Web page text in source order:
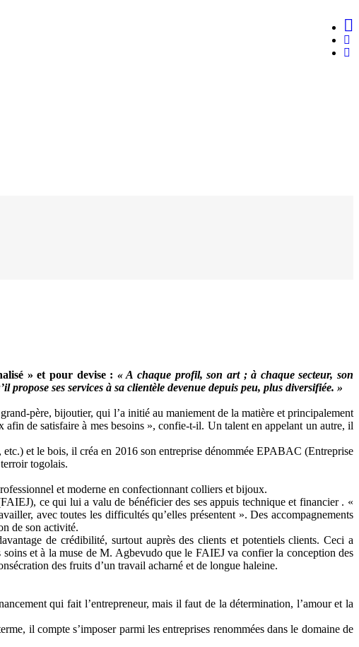
» et pour devise : « A chaque profil, son art ; à chaque secteur, son
ses services à sa clientèle devenue depuis peu, plus diversifiée. »
père, bijoutier, qui l’a initié au maniement de la matière et principalement
de satisfaire à mes besoins », confie-t-il. Un talent en appelant un autre, il
et le bois, il créa en 2016 son entreprise dénommée EPABAC (Entreprise
togolais.
et moderne en confectionnant colliers et bijoux.
ce qui lui a valu de bénéficier des ses appuis technique et financier . «
avec toutes les difficultés qu’elles présentent ». Des accompagnements
de son activité.
de crédibilité, surtout auprès des clients et potentiels clients. Ceci a
et à la muse de M. Agbevudo que le FAIEJ va confier la conception des
des fruits d’un travail acharné et de longue haleine.
qui fait l’entrepreneur, mais il faut de la détermination, l’amour et la
il compte s’imposer parmi les entreprises renommées dans le domaine de